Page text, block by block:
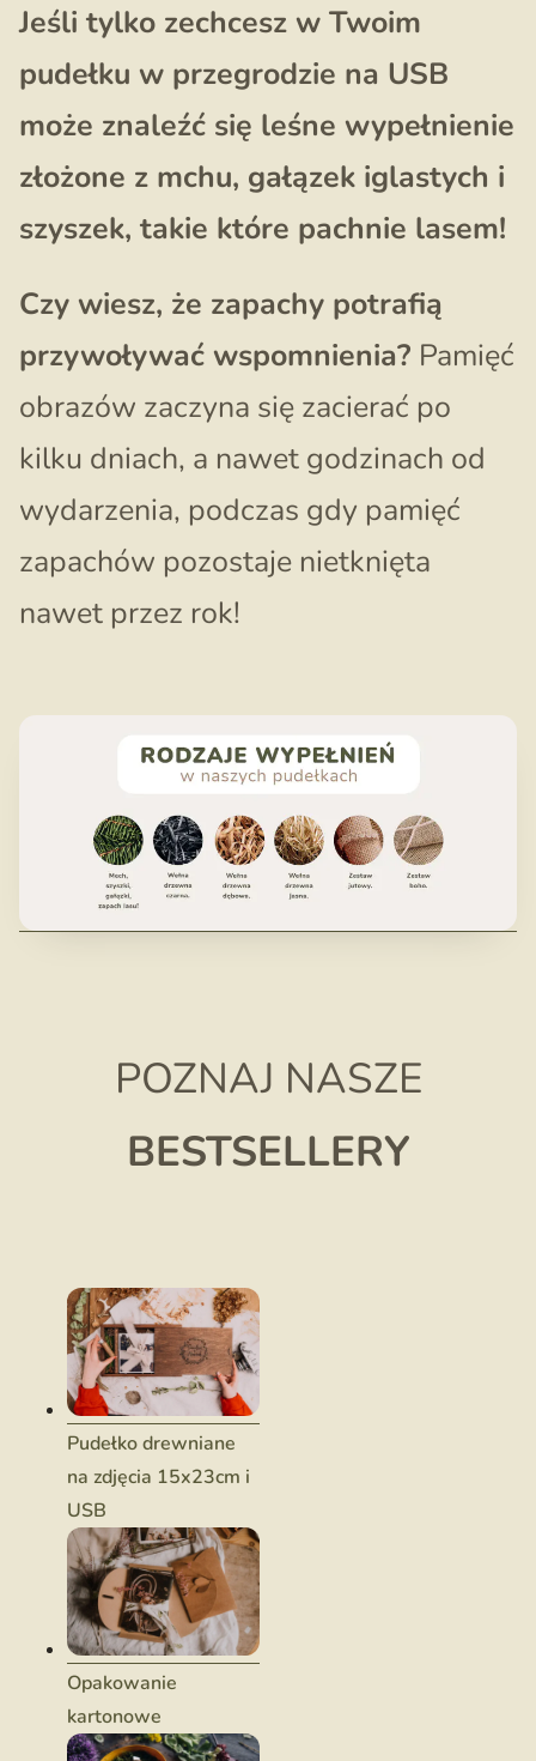
Jeśli tylko zechcesz w Twoim
pudełku w przegrodzie na USB
może znaleźć się leśne wypełnienie
złożone z mchu, gałązek iglastych i
szyszek, takie które pachnie lasem!
Czy wiesz, że zapachy potrafią
przywoływać wspomnienia? Pamięć
obrazów zaczyna się zacierać po
kilku dniach, a nawet godzinach od
wydarzenia, podczas gdy pamięć
zapachów pozostaje nietknięta
nawet przez rok!
POZNAJ NASZE
BESTSELLERY
Pudełko drewniane
na zdjęcia 15x23cm i
USB
Opakowanie
kartonowe